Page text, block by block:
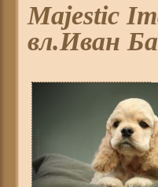
Majestic
вл.Иван